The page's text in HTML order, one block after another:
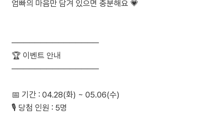
엄빠의 마음만 담겨 있으면 충분해요 💗
───────────────
🏆 이벤트 안내
───────────────
📅 기간 : 04.28(화) ~ 05.06(수)
🎙️ 당첨 인원 : 5명